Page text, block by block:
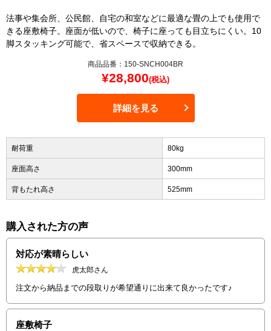
法事や集会所、公民館、自宅の和室などに最適な畳の上でも使用で
きる座敷椅子。座面が低いので、椅子に座っても目立ちにくい。10
脚スタッキング可能で、省スペースで収納できる。
商品品番：150-SNCH004BR
¥28,800(税込)
詳細を見る
耐荷重 80kg
座面高さ 300mm
背もたれ高さ 525mm
購入された方の声
対応が素晴らしい
虎太郎さん
注文から納品までの段取りが希望通りに出来て良かったです♪
座敷椅子